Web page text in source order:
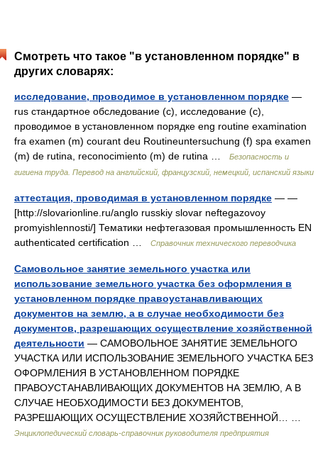
Смотреть что такое "в установленном порядке" в
других словарях:
исследование, проводимое в установленном порядке —
rus стандартное обследование (с), исследование (с),
проводимое в установленном порядке eng routine examination
fra examen (m) courant deu Routineuntersuchung (f) spa examen
(m) de rutina, reconocimiento (m) de rutina …
Безопасность и
гигиена труда. Перевод на английский, французский, немецкий, испанский языки
аттестация, проводимая в установленном порядке — —
[http://slovarionline.ru/anglo russkiy slovar neftegazovoy
promyishlennosti/] Тематики нефтегазовая промышленность EN
authenticated certification …
Справочник технического переводчика
Самовольное занятие земельного участка или
использование земельного участка без оформления в
установленном порядке правоустанавливающих
документов на землю, а в случае необходимости без
документов, разрешающих осуществление хозяйственной
деятельности — САМОВОЛЬНОЕ ЗАНЯТИЕ ЗЕМЕЛЬНОГО
УЧАСТКА ИЛИ ИСПОЛЬЗОВАНИЕ ЗЕМЕЛЬНОГО УЧАСТКА БЕЗ
ОФОРМЛЕНИЯ В УСТАНОВЛЕННОМ ПОРЯДКЕ
ПРАВОУСТАНАВЛИВАЮЩИХ ДОКУМЕНТОВ НА ЗЕМЛЮ, А В
СЛУЧАЕ НЕОБХОДИМОСТИ БЕЗ ДОКУМЕНТОВ,
РАЗРЕШАЮЩИХ ОСУЩЕСТВЛЕНИЕ ХОЗЯЙСТВЕННОЙ… …
Энциклопедический словарь-справочник руководителя предприятия